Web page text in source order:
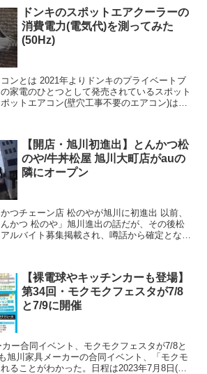
ドンキのスポットエアクーラーの
消費電力(電気代)を測ってみた
(50Hz)
ンとは 2021年よりドンキのプライベートブ
家電のひとつとして発売されているスポット
ットエアコン(壁穴工事不要のエアコン)は
【開店・旭川初進出】とんかつ松
のや/牛丼松屋 旭川大町店がauの
隣にオープン
つチェーン店 松のやが旭川に初進出 以前、
かつ 松のや」旭川進出の話だが、その後松
ルバイト募集掲載され、噂話から確定となっ
【裸電球やキッチンカーも登場】
第34回・モクモクフェスタが7/8
と7/9に開催
ー合同イベント、モクモクフェスタが7/8と
旭川家具メーカーの合同イベント、「モクモ
ることがわかった。日程は2023年7月8日(土)